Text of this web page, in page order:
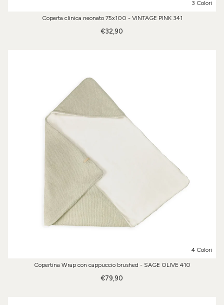
3 Colori
Coperta clinica neonato 75x100 - VINTAGE PINK 341
€32,90
4 Colori
Copertina Wrap con cappuccio brushed - SAGE OLIVE 410
€79,90